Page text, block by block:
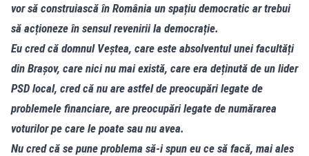
vor să construiască în România un spațiu democratic ar trebui
să acționeze în sensul revenirii la democrație.
Eu cred că domnul Veștea, care este absolventul unei facultăți
din Brașov, care nici nu mai există, care era deținută de un lider
PSD local, cred că nu are astfel de preocupări legate de
problemele financiare, are preocupări legate de numărarea
voturilor pe care le poate sau nu avea.
Nu cred că se pune problema să-i spun eu ce să facă, mai ales